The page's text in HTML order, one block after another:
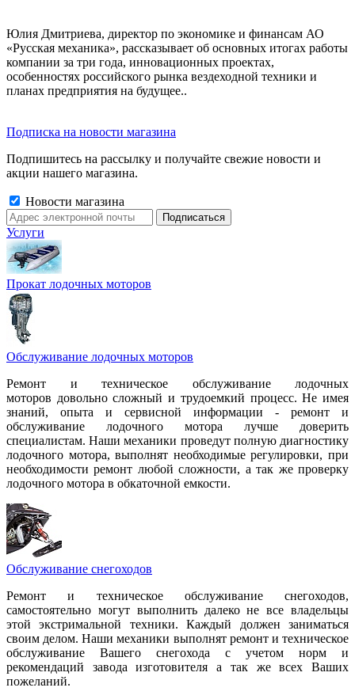
Юлия Дмитриева, директор по экономике и финансам АО
«Русская механика», рассказывает об основных итогах работы
компании за три года, инновационных проектах,
особенностях российского рынка вездеходной техники и
планах предприятия на будущее..
Подписка на новости магазина
Подпишитесь на рассылку и получайте свежие новости и
акции нашего магазина.
Новости магазина
Услуги
Прокат лодочных моторов
Обслуживание лодочных моторов
Ремонт и техническое обслуживание лодочных
моторов довольно сложный и трудоемкий процесс. Не имея
знаний, опыта и сервисной информации - ремонт и
обслуживание лодочного мотора лучше доверить
специалистам. Наши механики проведут полную диагностику
лодочного мотора, выполнят необходимые регулировки, при
необходимости ремонт любой сложности, а так же проверку
лодочного мотора в обкаточной емкости.
Обслуживание снегоходов
Ремонт и техническое обслуживание снегоходов,
самостоятельно могут выполнить далеко не все владельцы
этой экстримальной техники. Каждый должен заниматься
своим делом. Наши механики выполнят ремонт и техническое
обслуживание Вашего снегохода с учетом норм и
рекомендаций завода изготовителя а так же всех Ваших
пожеланий.